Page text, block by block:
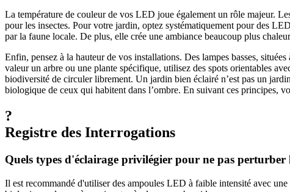
La température de couleur de vos LED joue également un rôle majeur.
pour les insectes. Pour votre jardin, optez systématiquement pour des
par la faune locale. De plus, elle crée une ambiance beaucoup plus
Enfin, pensez à la hauteur de vos installations. Des lampes basses,
valeur un arbre ou une plante spécifique, utilisez des spots orientables
biodiversité de circuler librement. Un jardin bien éclairé n’est pas un
biologique de ceux qui habitent dans l’ombre. En suivant ces principes,
?
Registre des Interrogations
Quels types d'éclairage privilégier pour ne pas perturber
Il est recommandé d'utiliser des ampoules LED à faible intensité avec